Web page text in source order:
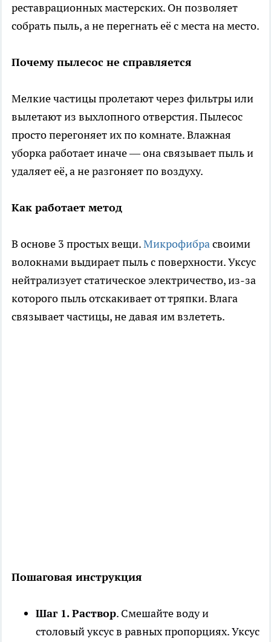
реставрационных мастерских. Он позволяет
собрать пыль, а не перегнать её с места на место.
Почему пылесос не справляется
Мелкие частицы пролетают через фильтры или
вылетают из выхлопного отверстия. Пылесос
просто перегоняет их по комнате. Влажная
уборка работает иначе — она связывает пыль и
удаляет её, а не разгоняет по воздуху.
Как работает метод
В основе 3 простых вещи.Микрофибрасвоими
волокнами выдирает пыль с поверхности. Уксус
нейтрализует статическое электричество, из-за
которого пыль отскакивает от тряпки. Влага
связывает частицы, не давая им взлететь.
Пошаговая инструкция
Шаг 1. Раствор. Смешайте воду и
столовый уксус в равных пропорциях. Уксус